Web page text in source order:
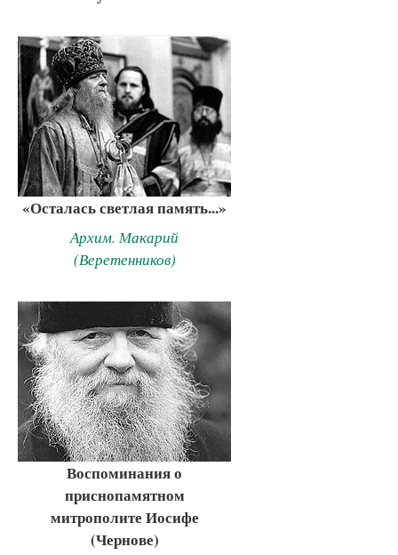
«Осталась светлая память...»
Архим. Макарий
(Веретенников)
Воспоминания о
приснопамятном
митрополите Иосифе
(Чернове)